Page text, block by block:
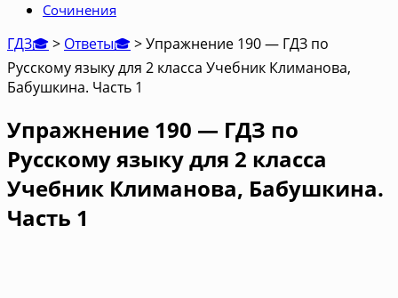
Сочинения
ГДЗ🎓> Ответы🎓>Упражнение 190 — ГДЗ по
Русскому языку для 2 класса Учебник Климанова,
Бабушкина. Часть 1
Упражнение 190 — ГДЗ по
Русскому языку для 2 класса
Учебник Климанова, Бабушкина.
Часть 1